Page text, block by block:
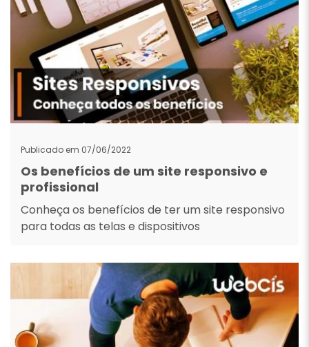
Publicado em 07/06/2022
Os benefícios de um site responsivo e
profissional
Conheça os benefícios de ter um site responsivo
para todas as telas e dispositivos